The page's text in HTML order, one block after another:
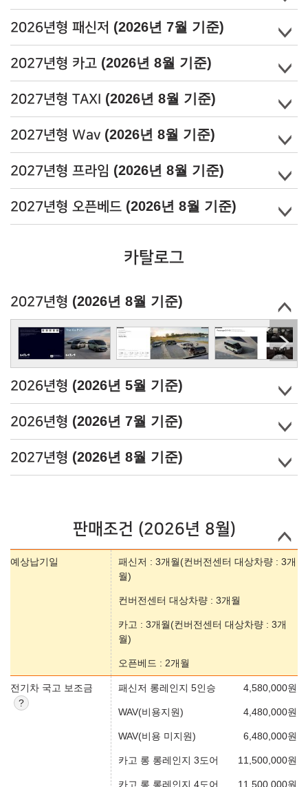
2026년형 패신저 (2026년 7월 기준)
2027년형 카고 (2026년 8월 기준)
2027년형 TAXI (2026년 8월 기준)
2027년형 Wav (2026년 8월 기준)
2027년형 프라임 (2026년 8월 기준)
2027년형 오픈베드 (2026년 8월 기준)
카탈로그
2027년형 (2026년 8월 기준)
2026년형 (2026년 5월 기준)
2026년형 (2026년 7월 기준)
2027년형 (2026년 8월 기준)
판매조건 (2026년 8월)
예상납기일
패신저 : 3개월(컨버전센터 대상차량 : 3개
월)
컨버전센터 대상차량 : 3개월
카고 : 3개월(컨버전센터 대상차량 : 3개
월)
오픈베드 : 2개월
전기차 국고 보조금 패신저 롱레인지 5인승 4,580,000원
WAV(비용지원) 4,480,000원
WAV(비용 미지원) 6,480,000원
카고 롱 롱레인지 3도어 11,500,000원
카고 롱 롱레인지 4도어 11,500,000원